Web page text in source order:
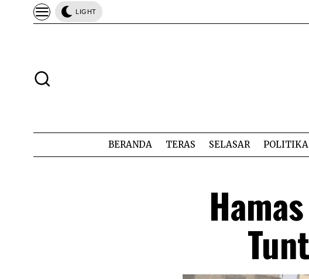
LIGHT
BERANDA TERAS SELASAR POLITIKA